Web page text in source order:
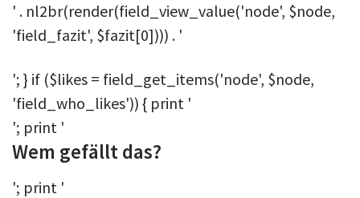
' . nl2br(render(field_view_value('node', $node,
'field_fazit', $fazit[0]))) . '
'; } if ($likes = field_get_items('node', $node,
'field_who_likes')) { print '
'; print '
Wem gefällt das?
'; print '